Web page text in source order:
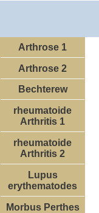
Arthrose 1
Arthrose 2
Bechterew
rheumatoide
Arthritis 1
rheumatoide
Arthritis 2
Lupus
erythematodes
Morbus Perthes